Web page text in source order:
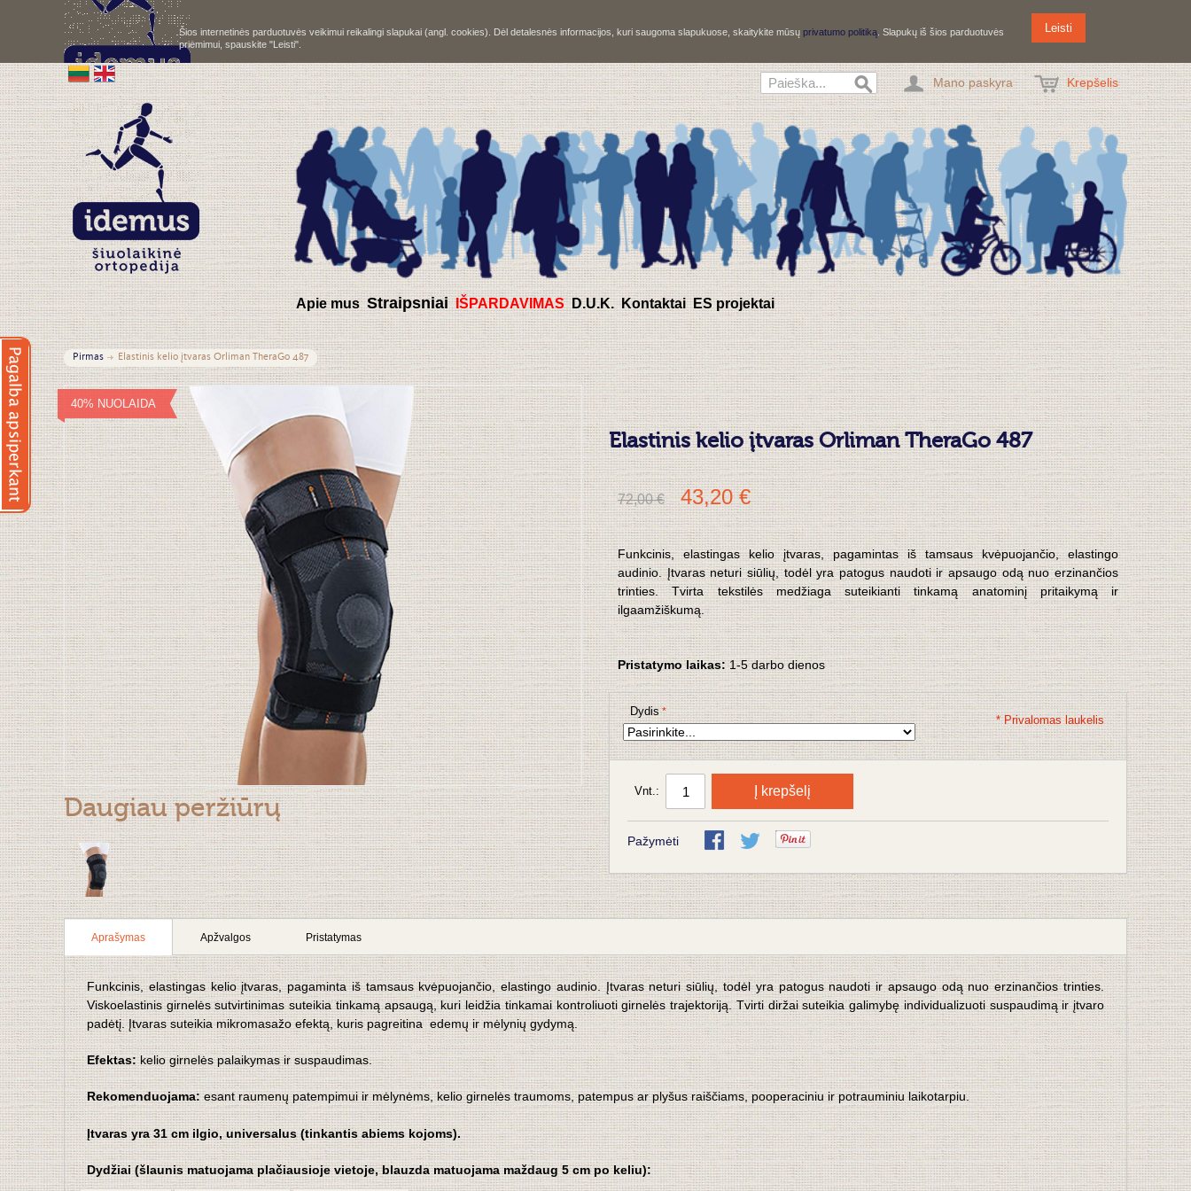
Šios internetinės parduotuvės veikimui reikalingi slapukai (angl. cookies). Dėl detalesnės informacijos, kuri saugoma slapukuose, skaitykite mūsų privatumo politiką . Slapukų iš šios parduotuvės
priėmimui, spauskite "Leisti".
Leisti
Mano paskyra Krepšelis
Apie mus Straipsniai IŠPARDAVIMAS D.U.K. Kontaktai ES projektai
Pirmas Elastinis kelio įtvaras Orliman TheraGo 487
40% NUOLAIDA
Daugiau peržiūrų
Elastinis kelio įtvaras Orliman TheraGo 487
72,00 € 43,20 €
Funkcinis, elastingas kelio įtvaras, pagamintas iš tamsaus kvėpuojančio, elastingo
audinio. Įtvaras neturi siūlių, todėl yra patogus naudoti ir apsaugo odą nuo erzinančios
trinties. Tvirta tekstilės medžiaga suteikianti tinkamą anatominį pritaikymą ir
ilgaamžiškumą.
Pristatymo laikas:1-5 darbo dienos
Dydis
* Privalomas laukelis
Vnt.: Į krepšelį
Pažymėti
Aprašymas Apžvalgos Pristatymas
Funkcinis, elastingas kelio įtvaras, pagaminta iš tamsaus kvėpuojančio, elastingo audinio. Įtvaras neturi siūlių, todėl yra patogus naudoti ir apsaugo odą nuo erzinančios trinties.
Viskoelastinis girnelės sutvirtinimas suteikia tinkamą apsaugą, kurileidžia tinkamai kontroliuoti girnelės trajektoriją. Tvirti diržai suteikia galimybę individualizuoti suspaudimą ir įtvaro
padėtį. Įtvaras suteikia mikromasažo efektą, kuris pagreitina edemų ir mėlynių gydymą.
Efektas:keliogirnelės palaikymas ir suspaudimas.
Rekomenduojama:esant raumenų patempimui ir mėlynėms, kelio girnelės traumoms, patempus ar plyšus raiščiams,pooperaciniu ir potrauminiu laikotarpiu.
Įtvaras yra 31 cm ilgio, universalus (tinkantis abiems kojoms).
Dydžiai (šlaunis matuojama plačiausioje vietoje, blauzda matuojama maždaug 5 cm po keliu):